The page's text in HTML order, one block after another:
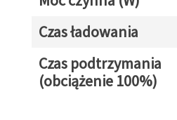
Czas ładowania
Czas podtrzymania
(obciążenie 100%)